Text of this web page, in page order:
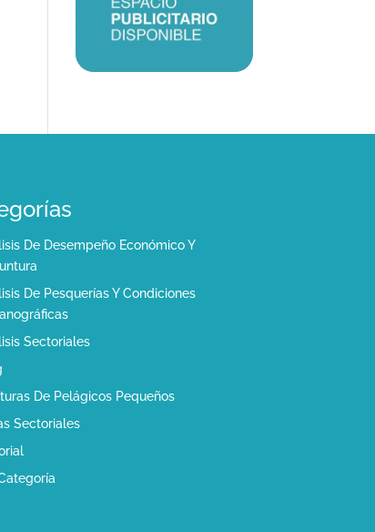
De Desempeño Económico Y
De Pesquerías Y Condiciones
Sectoriales
De Pelágicos Pequeños
Sectoriales